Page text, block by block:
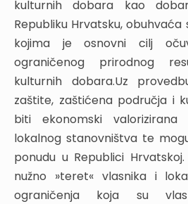
njegovo korištenje
5.2.4. Prestanak pravnog
dobra
5.3. ZEMLJIŠNE ČESTICE IZVAN
VODNOG DOBRA
6. OGRANIČENJA PRAVA
ZEMLJIŠTA I POSEBNE MJERE
ODRŽAVANJA VODNOG
6.1. ZABRANJENE RADNJE RADI
ODRŽAVANJA REGULACIJSKIH
VODNIH GRAĐEVINA I
kulturnih dobara kao
Republiku Hrvatsku,
kojima je osnovni cilj
ograničenog prirodnog
kulturnih dobara.Uz
zaštite, zaštićena područja i
biti ekonomski
lokalnog stanovništva te
ponudu u Republici
nužno »teret« vlasnika i
ograničenja koja su